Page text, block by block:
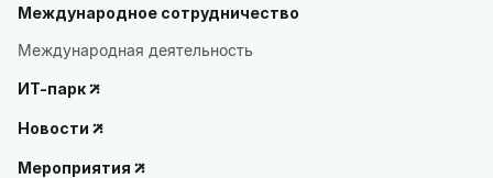
Международное сотрудничество
Международная деятельность
ИТ-парк
Новости
Мероприятия